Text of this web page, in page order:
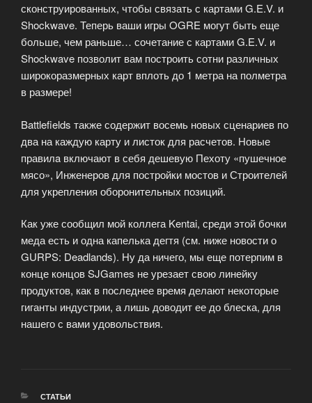
сконструированных, чтобы связать с картами G.E.V. и
Shockwave. Теперь ваши игры OGRE могут быть еще
больше, чем раньше… сочетание с картами G.E.V. и
Shockwave позволит вам построить сотни различных
широкоразмерных карт вплоть до 1 метра на полметра
в размере!
Battlefields также содержит восемь новых сценариев по
два на каждую карту и листок для расчетов. Новые
правилa включают в себя дешевую Пехоту «пушечное
мясо», Инженеров для постройки мостов и Строителей
для укрепления оборонительных позиций.
Как уже сообщил мой коллега Kentai, среди этой бочки
меда есть и одна капелька дегтя (см. ниже новости о
GURPS: Deadlands). Ну да ничего, мы еще потерпим в
конце концов SJGames не урезает свою линейку
продуктов, как в последнее время делают некоторые
гиганты индустрии, а лишь доводит ее до блеска, для
нашего с вами удовольствия.
РУБРИКИ
СТАТЬИ